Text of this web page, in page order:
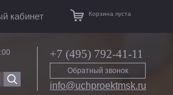
кабинет Корзина пуста
+7 (495) 792-41-11
Обратный звонок
info@uchproektmsk.ru